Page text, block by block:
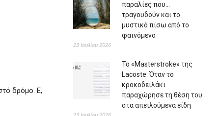
δρόμο. Ε,
παραλίες που…
τραγουδούν και το
μυστικό πίσω από το
φαινόμενο
23 Ιουλίου 2026
Το «Masterstroke» της
Lacoste: Όταν το
κροκοδειλάκι
παραχώρησε τη θέση του
στα απειλούμενα είδη